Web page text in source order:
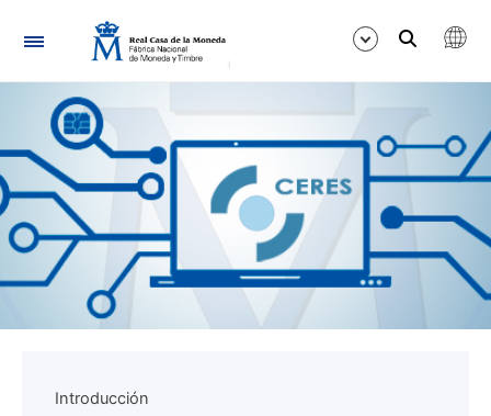
Navegació
Mostra/Amaga
Mostra/Amaga
Introducción